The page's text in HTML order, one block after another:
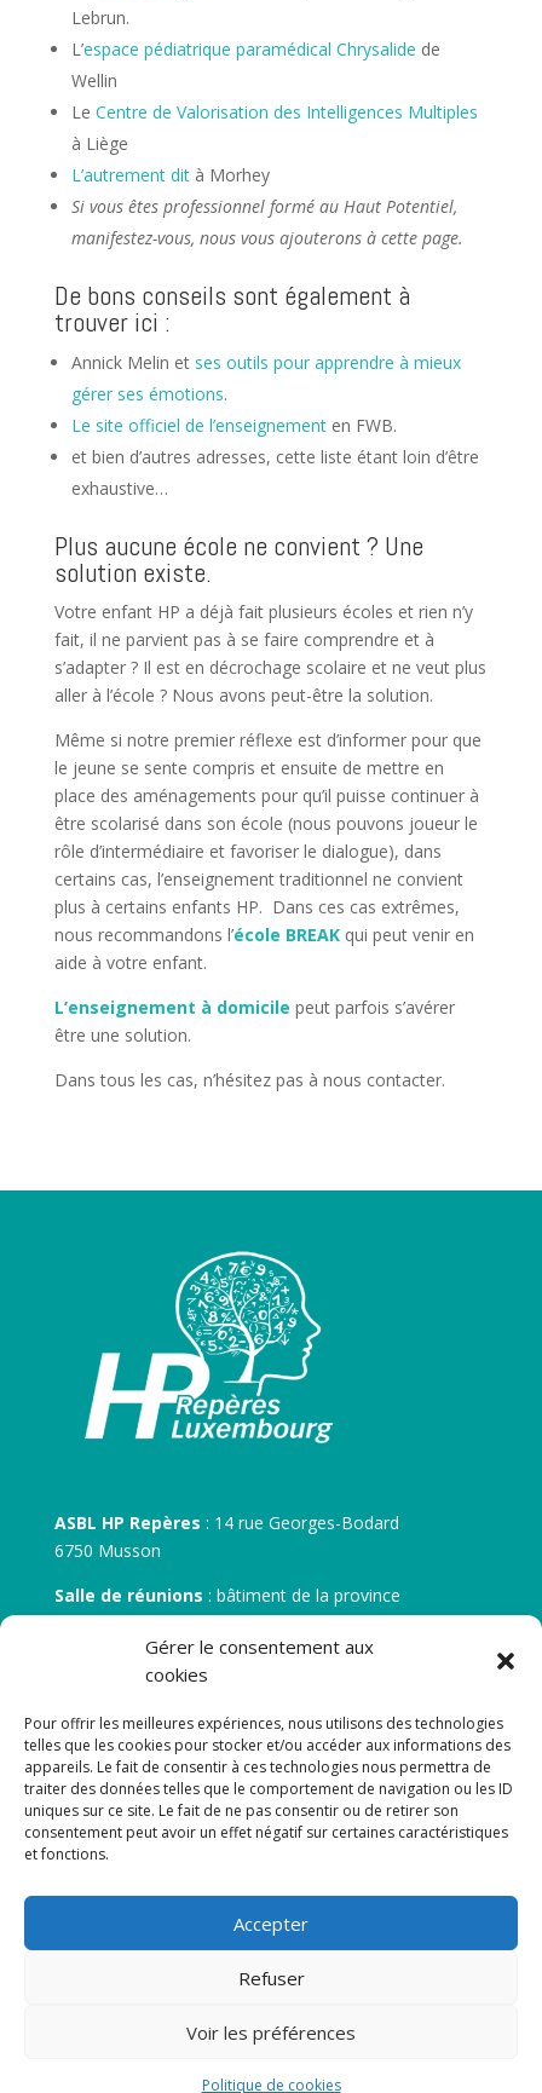
Gérer le consentement aux
cookies
Pour offrir les meilleures expériences, nous utilisons des technologies
telles que les cookies pour stocker et/ou accéder aux informations des
appareils. Le fait de consentir à ces technologies nous permettra de
traiter des données telles que le comportement de navigation ou les ID
uniques sur ce site. Le fait de ne pas consentir ou de retirer son
consentement peut avoir un effet négatif sur certaines caractéristiques
et fonctions.
Accepter
Refuser
Voir les préférences
Politique de cookies
Lebrun.
L’espace pédiatrique paramédical Chrysalide de
Wellin
Le Centre de Valorisation des Intelligences Multiples
à Liège
L’autrement dità Morhey
Si vous êtes professionnel formé au Haut Potentiel,
manifestez-vous, nous vous ajouterons à cette page.
De bons conseils sont également à
trouver ici :
Annick Melin et ses outils pour apprendre à mieux
gérer ses émotions.
Le site officiel de l’enseignementen FWB.
et bien d’autres adresses, cette liste étant loin d’être
exhaustive…
Plus aucune école ne convient ? Une
solution existe.
Votre enfant HP a déjà fait plusieurs écoles et rien n’y
fait, il ne parvient pas à se faire comprendre et à
s’adapter ? Il est en décrochage scolaire et ne veut plus
aller à l’école ? Nous avons peut-être la solution.
Même si notre premier réflexe est d’informer pour que
le jeune se sente compris et ensuite de mettre en
place des aménagements pour qu’il puisse continuer à
être scolarisé dans son école (nous pouvons joueur le
rôle d’intermédiaire et favoriser le dialogue), dans
certains cas, l’enseignement traditionnel ne convient
plus à certains enfants HP. Dans ces cas extrêmes,
nous recommandons l’école BREAK qui peut venir en
aide à votre enfant.
L’enseignement à domicile peut parfois s’avérer
être une solution.
Dans tous les cas, n’hésitez pas à nous contacter.
ASBL HP Repères : 14 rue Georges-Bodard
6750 Musson
Salle de réunions : bâtiment de la province
30 rue Zénobe Gramme – 6700 Arlon
N° d’entreprise :BE 0506.746.707
N° de compte IBAN
: BE 05 7512 0751 5675
Newsletter
Adresse de courrier électronique: